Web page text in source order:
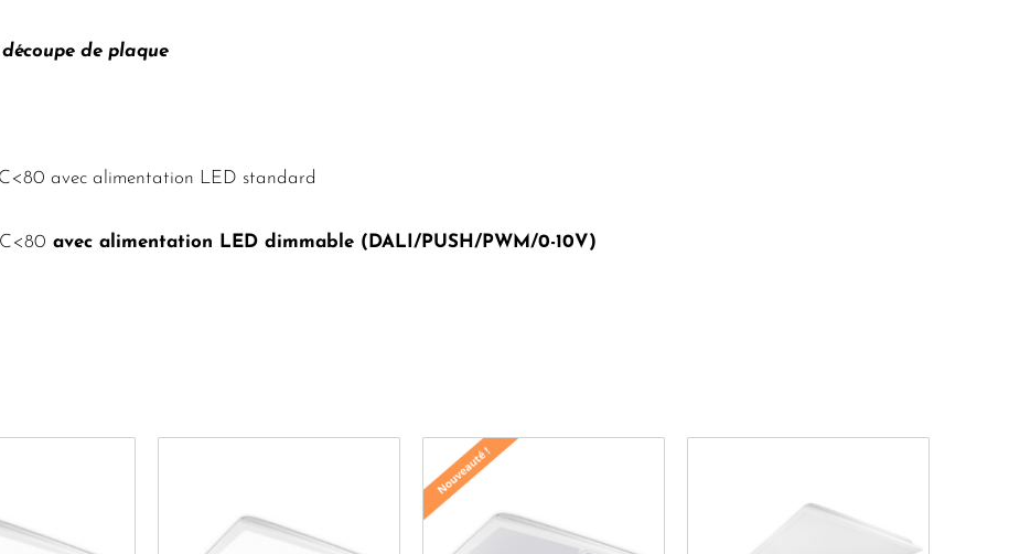
de plaque
avec alimentation LED standard
avec alimentation LED dimmable (DALI/PUSH/PWM/0-10V)